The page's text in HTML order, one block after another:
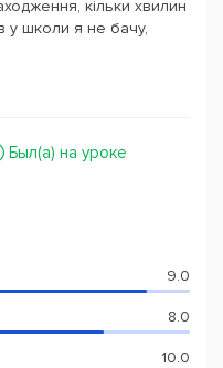
кільки хвилин
у школи я не бачу,
Был(a) на уроке
9.0
8.0
10.0